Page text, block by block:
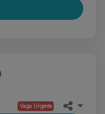
Vaga Urgente